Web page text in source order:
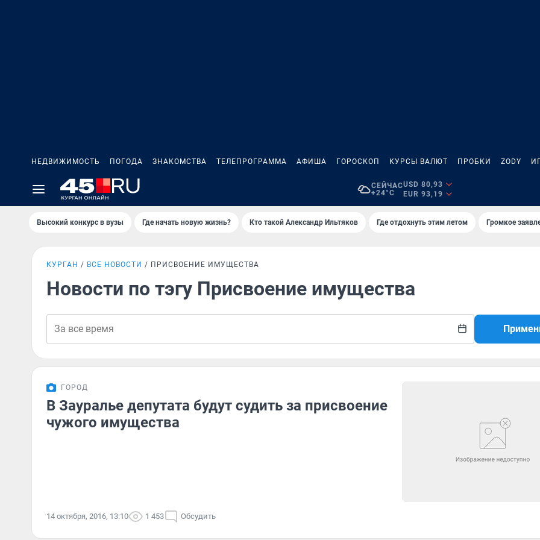
НЕДВИЖИМОСТЬ ПОГОДА ЗНАКОМСТВА ТЕЛЕПРОГРАММА АФИША ГОРОСКОП КУРСЫ ВАЛЮТ ПРОБКИ ZODY
СЕЙЧАС
+24°C
USD 80,93
EUR 93,19
Высокий конкурс в вузы Где начать новую жизнь? Кто такой Александр Ильтяков Где отдохнуть этим летом Громкое
КУРГАН ВСЕ НОВОСТИ ПРИСВОЕНИЕ ИМУЩЕСТВА
Новости по тэгу Присвоение имущества
ГОРОД
В Зауралье депутата будут судить за присвоение
чужого имущества
14 октября, 2016, 13:10 1 453 Обсудить